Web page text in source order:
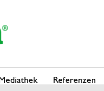
Referenzen